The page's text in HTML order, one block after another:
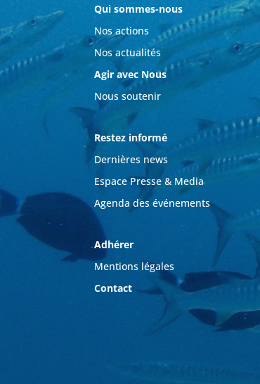
Qui sommes-nous
Nos actions
Nos actualités
Agir avec Nous
Nous soutenir
Restez informé
Dernières news
Espace Presse & Media
Agenda des événements
Adhérer
Mentions légales
Contact